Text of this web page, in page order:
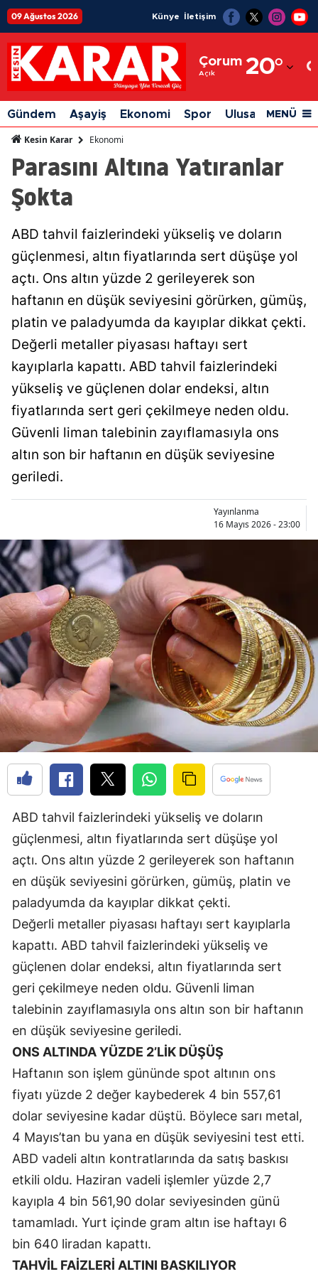
09 Ağustos 2026 Künye İletişim
Çorum
Açık 20°
Adıyaman
Afyonkarahisar
Ağrı
Amasya
Aydın
Balıkesir
Bingöl
Bitlis
Burdur
Çanakkale
Çankırı
Denizli
Diyarbakır
Edirne
Elazığ
Erzincan
Erzurum
Eskişehir
Gaziantep
Gümüşhane
Hakkari
Hatay
Isparta
Mersin
İstanbul
Kars
Kastamonu
Kayseri
Kırşehir
Kocaeli
Kütahya
Gündem Aşayiş Ekonomi Spor Ulusal Siyaset
MENÜ
Kesin Karar Ekonomi
Parasını Altına Yatıranlar
Şokta
ABD tahvil faizlerindeki yükseliş ve doların
güçlenmesi, altın fiyatlarında sert düşüşe yol
açtı. Ons altın yüzde 2 gerileyerek son
haftanın en düşük seviyesini görürken, gümüş,
platin ve paladyumda da kayıplar dikkat çekti.
Değerli metaller piyasası haftayı sert
kayıplarla kapattı. ABD tahvil faizlerindeki
yükseliş ve güçlenen dolar endeksi, altın
fiyatlarında sert geri çekilmeye neden oldu.
Güvenli liman talebinin zayıflamasıyla ons
altın son bir haftanın en düşük seviyesine
geriledi.
Yayınlanma
16 Mayıs 2026 - 23:00
ABD tahvil faizlerindeki yükseliş ve doların
güçlenmesi, altın fiyatlarında sert düşüşe yol
açtı. Ons altın yüzde 2 gerileyerek son haftanın
en düşük seviyesini görürken, gümüş, platin ve
paladyumda da kayıplar dikkat çekti.
Değerli metaller piyasası haftayı sert kayıplarla
kapattı. ABD tahvil faizlerindeki yükseliş ve
güçlenen dolar endeksi, altın fiyatlarında sert
geri çekilmeye neden oldu. Güvenli liman
talebinin zayıflamasıyla ons altın son bir haftanın
en düşük seviyesine geriledi.
ONS ALTINDA YÜZDE 2’LİK DÜŞÜŞ
Haftanın son işlem gününde spot altının ons
fiyatı yüzde 2 değer kaybederek 4 bin 557,61
dolar seviyesine kadar düştü. Böylece sarı metal,
4 Mayıs’tan bu yana en düşük seviyesini test etti.
ABD vadeli altın kontratlarında da satış baskısı
etkili oldu. Haziran vadeli işlemler yüzde 2,7
kayıpla 4 bin 561,90 dolar seviyesinden günü
tamamladı. Yurt içinde gram altın ise haftayı 6
bin 640 liradan kapattı.
TAHVİL FAİZLERİ ALTINI BASKILIYOR